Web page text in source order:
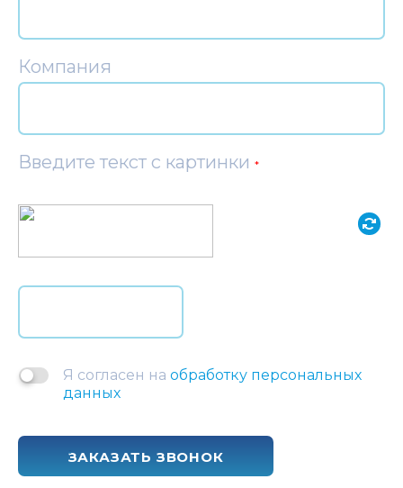
Компания
Введите текст с картинки *
Я согласен на обработку персональных
данных
ЗАКАЗАТЬ ЗВОНОК